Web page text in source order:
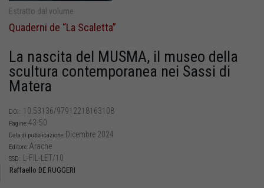
Estratto dal volume
Quaderni de “La Scaletta”
La nascita del MUSMA, il museo della
scultura contemporanea nei Sassi di
Matera
DOI: 10.53136/97912218163108
Pagine:43-50
Data di pubblicazione: Dicembre 2024
Editore: Aracne
SSD: L-FIL-LET/10
Raffaello DE RUGGERI